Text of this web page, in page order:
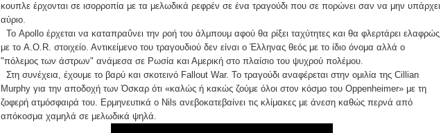
κουπλε έρχονται σε ισορροπία με τα μελωδικά ρεφρέν σε ένα τραγούδι που σε πορώνει σαν να μην υπάρχει
αύριο.
Το Apollo έρχεται να καταπραΰνει την ροή του άλμπουμ αφού θα ρίξει ταχύτητες και θα φλερτάρει ελαφρώς
με το A.O.R. στοιχείο. Αντικείμενο του τραγουδιού δεν είναι ο Έλληνας θεός με το ίδιο όνομα αλλά ο
"πόλεμος των άστρων" ανάμεσα σε Ρωσία και Αμερική στο πλαίσιο του ψυχρού πολέμου.
Στη συνέχεια, έχουμε το βαρύ και σκοτεινό Fallout War. Το τραγούδι αναφέρεται στην ομιλία της Cillian
Murphy για την αποδοχή των Όσκαρ ότι «καλώς ή κακώς ζούμε όλοι στον κόσμο του Oppenheimer» με τη
ζοφερή ατμόσφαιρά του. Ερμηνευτικά ο Nils ανεβοκατεβαίνει τις κλίμακες με άνεση καθώς περνά από
απόκοσμα χαμηλά σε μελωδικά ψηλά.